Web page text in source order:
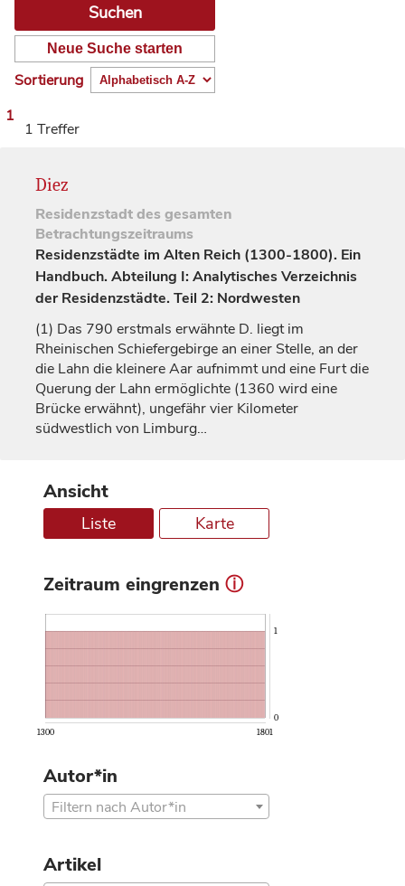
Neue Suche starten
Sortierung
1
1 Treffer
Diez
Residenzstadtdes gesamten
Betrachtungszeitraums
Residenzstädte im Alten Reich (1300-1800). Ein
Handbuch. Abteilung I: Analytisches Verzeichnis
der Residenzstädte. Teil 2: Nordwesten
(1) Das 790 erstmals erwähnte D. liegt im
Rheinischen Schiefergebirge an einer Stelle, an der
die Lahn die kleinere Aar aufnimmt und eine Furt die
Querung der Lahn ermöglichte (1360 wird eine
Brücke erwähnt), ungefähr vier Kilometer
südwestlich von Limburg…
Ansicht
Liste Karte
Zeitraum eingrenzen ⓘ
1300 1801
0
1
Autor*in
Filtern nach Autor*in
Artikel